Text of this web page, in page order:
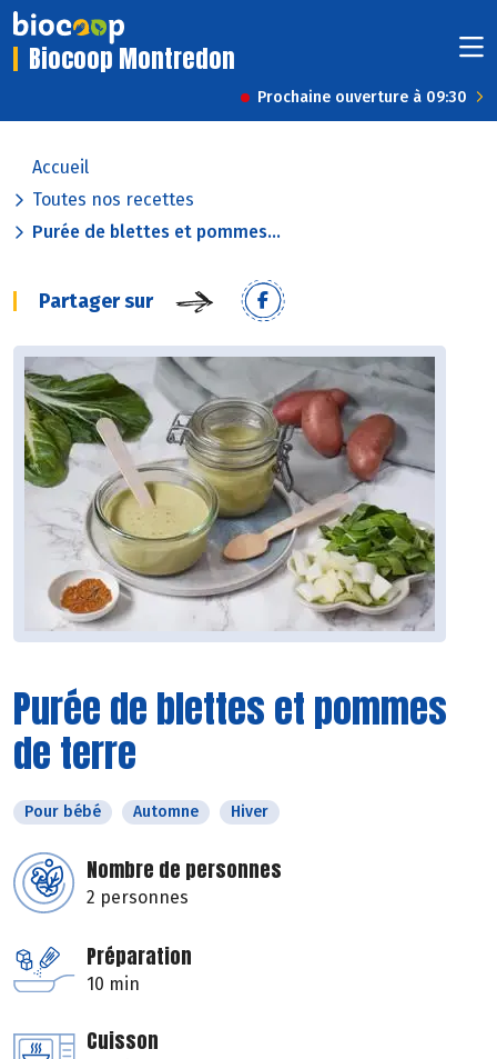
Biocoop Montredon
Prochaine ouverture à 09:30
Accueil
Toutes nos recettes
Purée de blettes et pommes...
Partager sur
Purée de blettes et pommes
de terre
Pour bébé Automne Hiver
Nombre de personnes
2 personnes
Préparation
10 min
Cuisson